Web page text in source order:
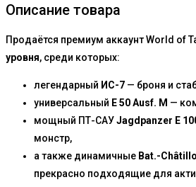
Описание товара
Продаётся премиум аккаунт World of
уровня, среди которых:
легендарный ИС-7 — броня и
универсальный E 50 Ausf. M —
мощный ПТ-САУJagdpanzer E
монстр,
а также динамичные Bat.-
прекрасно подходящие для